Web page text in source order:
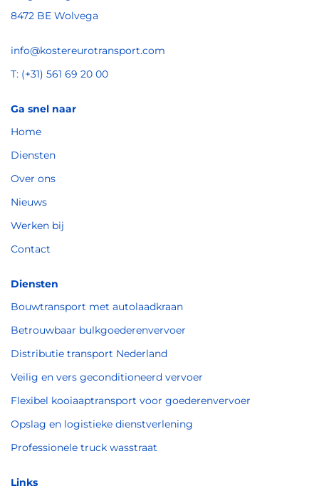
8472 BE Wolvega
info@kostereurotransport.com
T: (+31) 561 69 20 00
Ga snel naar
Home
Diensten
Over ons
Nieuws
Werken bij
Contact
Diensten
Bouwtransport met autolaadkraan
Betrouwbaar bulkgoederenvervoer
Distributie transport Nederland
Veilig en vers geconditioneerd vervoer
Flexibel kooiaaptransport voor goederenvervoer
Opslag en logistieke dienstverlening
Professionele truck wasstraat
Links